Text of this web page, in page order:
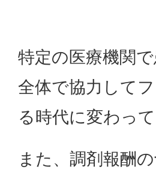
特定の医療機関
全体で協力して
る時代に変わって
また、調剤報酬